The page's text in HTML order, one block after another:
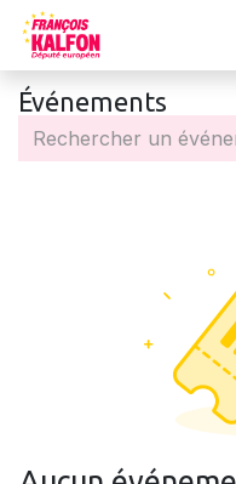
Se rendre au contenu
Événements